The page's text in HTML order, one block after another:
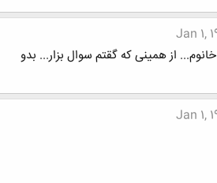
Jan 1,
از همینی که گقتم سوال بزار... بدو
Jan 1,